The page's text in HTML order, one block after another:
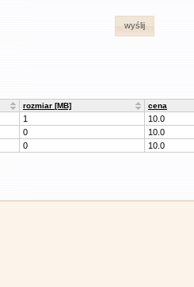
wyślij
rozmiar [MB] cena
1
10.0
0
10.0
0 10.0